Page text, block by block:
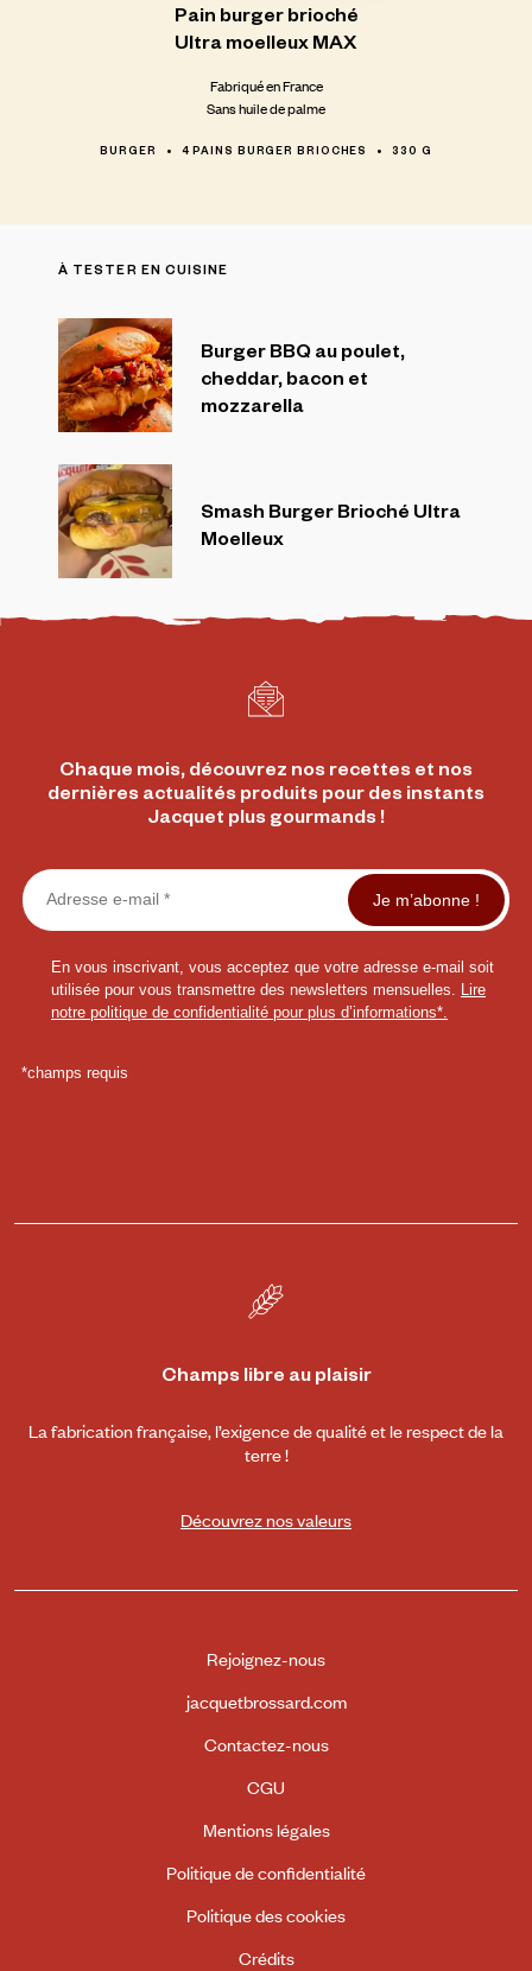
Pain burger brioché
UltramoelleuxMAX
Fabriqué en France
Sans huile de palme
BURGER 4 PAINS BURGER BRIOCHES 330 G
À TESTER EN CUISINE
Burger BBQ au poulet,
cheddar, bacon et
mozzarella
Smash Burger Brioché Ultra
Moelleux
Chaque mois, découvrez nos recettes et nos
dernières actualités produits pour des instants
Jacquet plus gourmands !
Champs libre au plaisir
La fabrication française, l’exigence de qualité et le respect de la
terre !
Découvrez nos valeurs
Rejoignez-nous
jacquetbrossard.com
Contactez-nous
CGU
Mentions légales
Politique de confidentialité
Politique des cookies
Crédits